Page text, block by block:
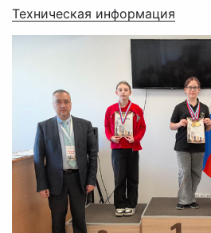
Техническая информация